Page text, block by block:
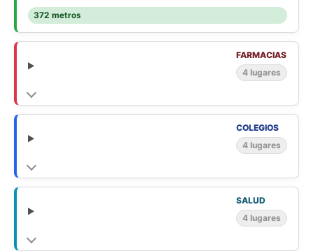
372 metros
FARMACIAS
4 lugares
COLEGIOS
4 lugares
SALUD
4 lugares